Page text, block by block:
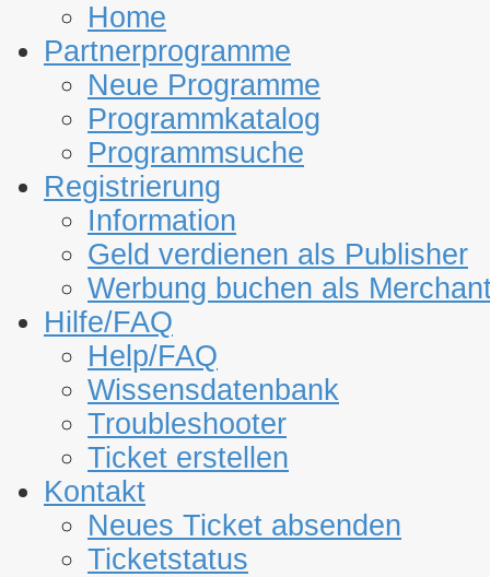
Home
Partnerprogramme
Neue Programme
Programmkatalog
Programmsuche
Registrierung
Information
Geld verdienen als Publisher
Werbung buchen als
Hilfe/FAQ
Help/FAQ
Wissensdatenbank
Troubleshooter
Ticket erstellen
Kontakt
Neues Ticket absenden
Ticketstatus